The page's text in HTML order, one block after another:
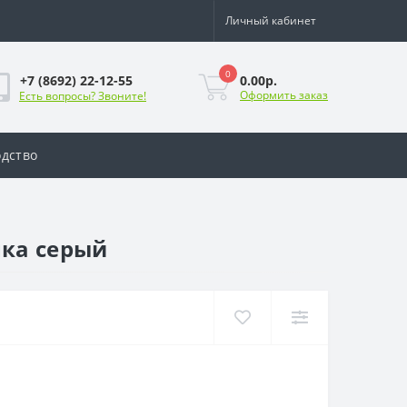
Личный кабинет
+7 (8692) 22-12-55
Есть вопросы? Звоните!
0 0.00р.
Оформить заказ
серый